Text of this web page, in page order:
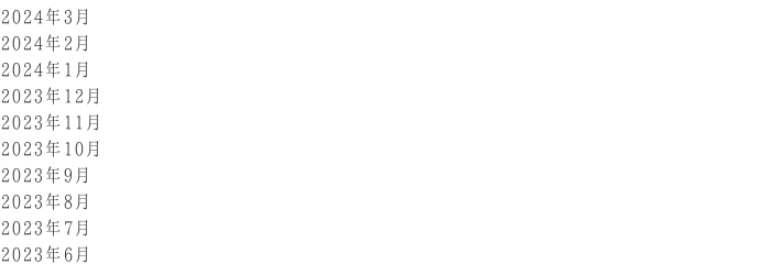
2024年3月
2024年2月
2024年1月
2023年12月
2023年11月
2023年10月
2023年9月
2023年8月
2023年7月
2023年6月